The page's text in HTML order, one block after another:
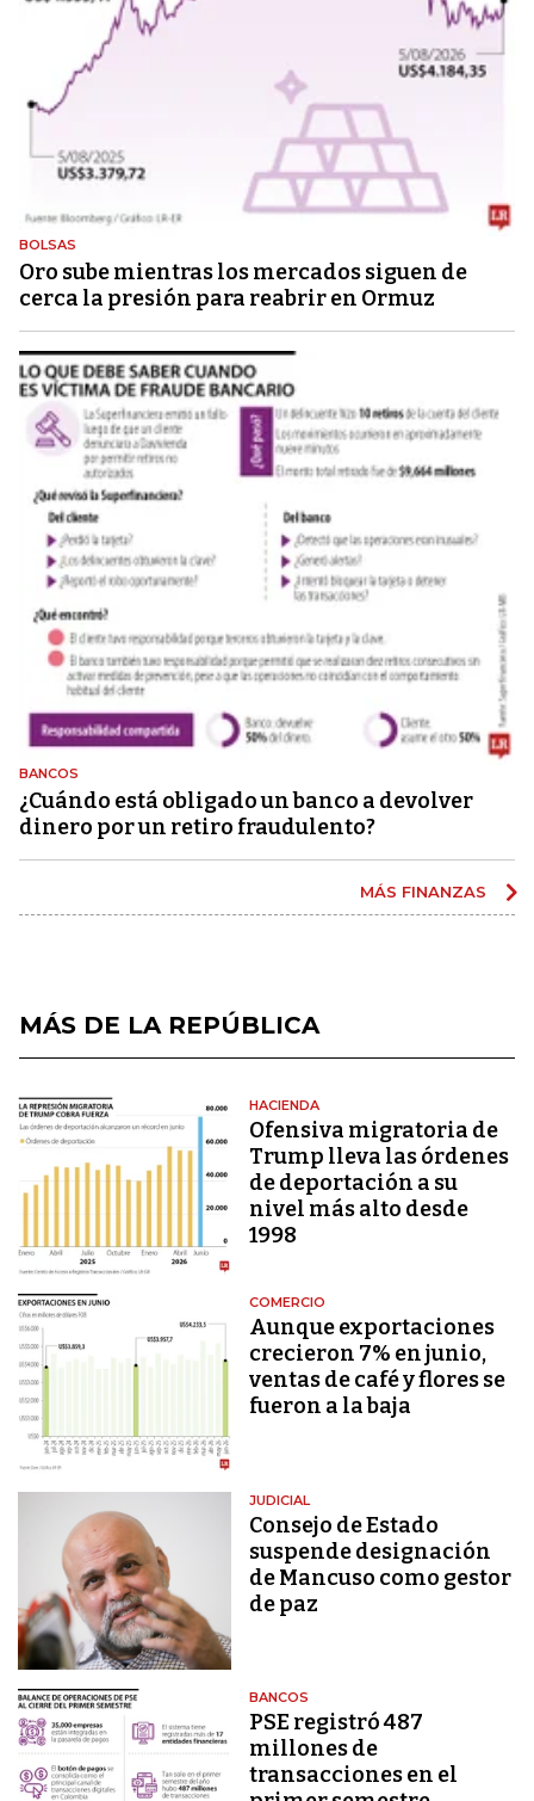
BOLSAS
Oro sube mientras los mercados siguen de
cerca la presión para reabrir en Ormuz
BANCOS
¿Cuándo está obligado un banco a devolver
dinero por un retiro fraudulento?
MÁS FINANZAS
MÁS DE LA REPÚBLICA
HACIENDA
Ofensiva migratoria de
Trump lleva las órdenes
de deportación a su
nivel más alto desde
1998
COMERCIO
Aunque exportaciones
crecieron 7% en junio,
ventas de café y flores se
fueron a la baja
JUDICIAL
Consejo de Estado
suspende designación
de Mancuso como gestor
de paz
BANCOS
PSE registró 487
millones de
transacciones en el